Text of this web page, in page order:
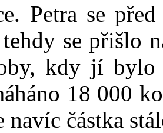
Petra se
se přišlo
kdy jí bylo
18 000
navíc částka